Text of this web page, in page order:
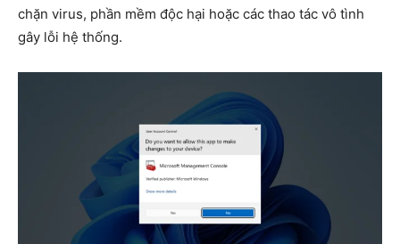
chặn virus, phần mềm độc hại hoặc các thao tác vô tình
gây lỗi hệ thống.